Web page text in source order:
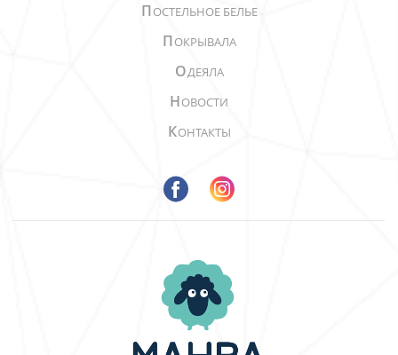
ПОСТЕЛЬНОЕ БЕЛЬЕ
ПОКРЫВАЛА
ОДЕЯЛА
НОВОСТИ
КОНТАКТЫ